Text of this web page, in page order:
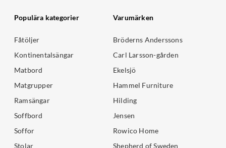
Populära kategorier
Fåtöljer
Kontinentalsängar
Matbord
Matgrupper
Ramsängar
Soffbord
Soffor
Stolar
Varumärken
Bröderns Anderssons
Carl Larsson-gården
Ekelsjö
Hammel Furniture
Hilding
Jensen
Rowico Home
Shepherd of Sweden